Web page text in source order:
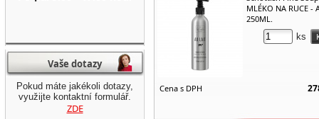
MLÉKO NA RUCE -
250ML.
ks
Cena s DPH
Vaše dotazy
Pokud máte jakékoli dotazy,
využijte kontaktní formulář.
ZDE